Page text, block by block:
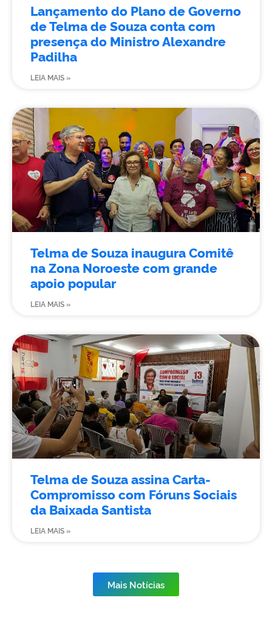
Lançamento do Plano de Governo
de Telma de Souza conta com
presença do Ministro Alexandre
Padilha
LEIA MAIS »
Telma de Souza inaugura Comitê
na Zona Noroeste com grande
apoio popular
LEIA MAIS »
Telma de Souza assina Carta-
Compromisso com Fóruns Sociais
da Baixada Santista
LEIA MAIS »
Mais Notícias